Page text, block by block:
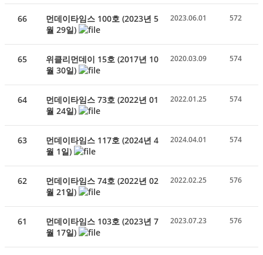
66
먼데이타임스 100호 (2023년 5
월 29일)
2023.06.01 572
65
위클리먼데이 15호 (2017년 10
월 30일)
2020.03.09 574
64
먼데이타임스 73호 (2022년 01
월 24일)
2022.01.25 574
63
먼데이타임스 117호 (2024년 4
월 1일)
2024.04.01 574
62
먼데이타임스 74호 (2022년 02
월 21일)
2022.02.25 576
61
먼데이타임스 103호 (2023년 7
월 17일)
2023.07.23 576